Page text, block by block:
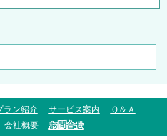
ラン紹介 サービス案内
Ｑ＆Ａ
会社概要 お問合せ